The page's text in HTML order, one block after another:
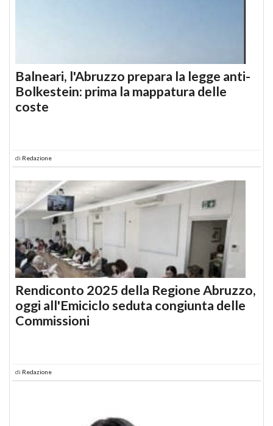
Balneari, l'Abruzzo prepara la legge anti-
Bolkestein: prima la mappatura delle
coste
di Redazione
Rendiconto 2025 della Regione Abruzzo,
oggi all'Emiciclo seduta congiunta delle
Commissioni
di Redazione